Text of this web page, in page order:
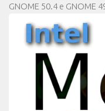
GNOME 50.4 e GNOME